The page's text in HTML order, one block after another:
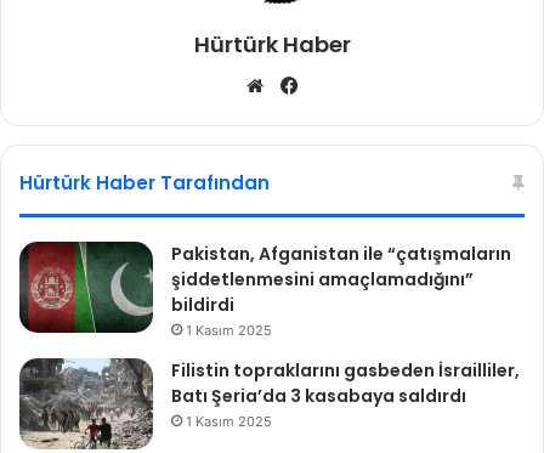
Hürtürk Haber
We
sit bo
Hürtürk Haber Tarafından
Pakistan, Afganistan ile “çatışmaların
şiddetlenmesini amaçlamadığını”
bildirdi
1 Kasım 2025
Filistin topraklarını gasbeden İsrailliler,
Batı Şeria’da 3 kasabaya saldırdı
1 Kasım 2025